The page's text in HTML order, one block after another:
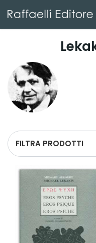
FILTRA PRODOTTI